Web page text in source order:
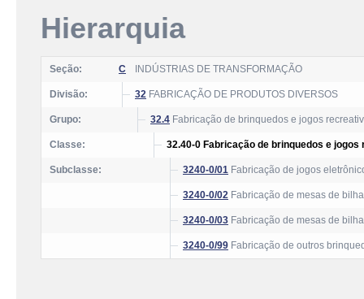
Hierarquia
Seção: C INDÚSTRIAS DE TRANSFORMAÇÃO
Divisão: 32 FABRICAÇÃO DE PRODUTOS DIVERSOS
Grupo: 32.4 Fabricação de brinquedos e jogos
Classe: 32.40-0 Fabricação de brinquedos e
Subclasse: 3240-0/01 Fabricação de jogos
3240-0/02 Fabricação de mesas de
3240-0/03 Fabricação de mesas de
3240-0/99 Fabricação de outros